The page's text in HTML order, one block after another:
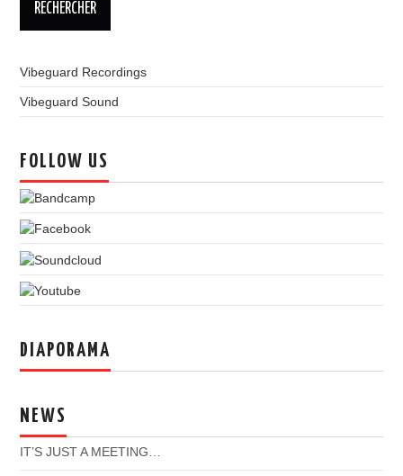
Vibeguard Recordings
Vibeguard Sound
FOLLOW US
DIAPORAMA
NEWS
IT’S JUST A MEETING…